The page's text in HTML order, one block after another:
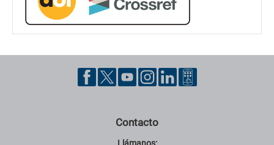
Contacto